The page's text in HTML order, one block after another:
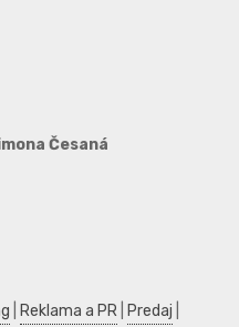
Česaná
Reklama a PR Predaj